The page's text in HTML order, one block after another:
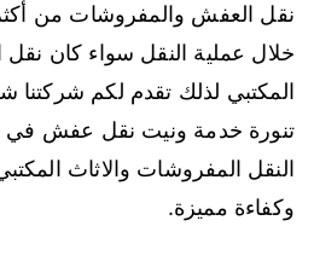
نقل العفش والمفروشات من أكثر
خلال عملية النقل سواء كان
المكتبي لذلك تقدم لكم
تنورة خدمة ونيت نقل عفش في
النقل المفروشات والاثاث
وكفاءة مميزة.